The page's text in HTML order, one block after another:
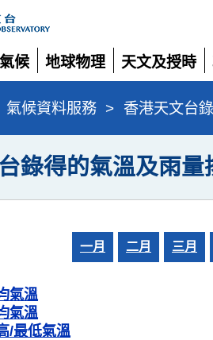
氣候
開
地球物理
展
開
天文及授時
展
開
氣候資料服務 > 香港天文台
錄得的氣溫及雨量
一月 二月 三月
氣溫
氣溫
/最低氣溫